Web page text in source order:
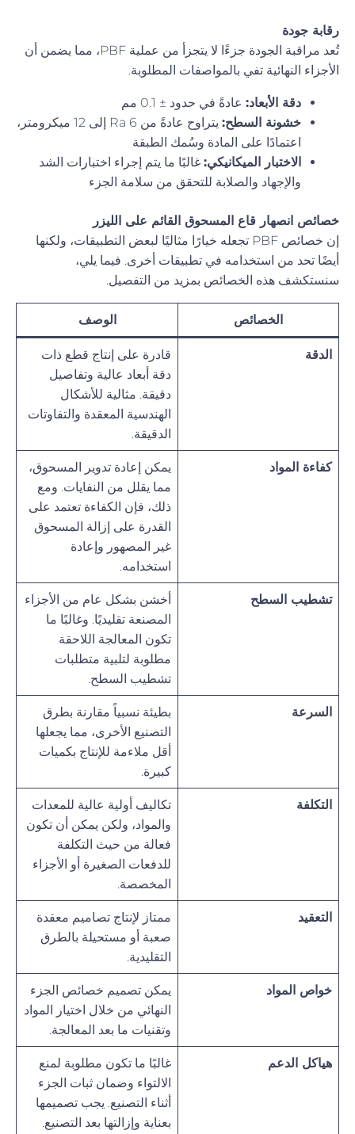
رقابة جودة
تُعد مراقبة الجودة جزءًا لا يتجزأ من عملية PBF، مما يضمن أن
الأجزاء النهائية تفي بالمواصفات المطلوبة.
دقة الأبعاد:عادةً في حدود ± 0.1 مم
خشونة السطح:
يتراوح عادةً من Ra 6 إلى 12 ميكرومتر،
اعتمادًا على المادة وسُمك الطبقة
الاختبار الميكانيكي:غالبًا ما يتم إجراء اختبارات الشد
والإجهاد والصلابة للتحقق من سلامة الجزء
خصائص انصهار قاع المسحوق القائم على الليزر
إن خصائص PBF تجعله خيارًا مثاليًا لبعض التطبيقات، ولكنها
أيضًا تحد من استخدامه في تطبيقات أخرى. فيما يلي،
سنستكشف هذه الخصائص بمزيد من التفصيل.
الخصائص الوصف
الدقة
قادرة على إنتاج قطع ذات
دقة أبعاد عالية وتفاصيل
دقيقة. مثالية للأشكال
الهندسية المعقدة والتفاوتات
الدقيقة.
كفاءة المواد
يمكن إعادة تدوير المسحوق،
مما يقلل من النفايات. ومع
ذلك، فإن الكفاءة تعتمد على
القدرة على إزالة المسحوق
غير المصهور وإعادة
استخدامه.
تشطيب السطح
أخشن بشكل عام من الأجزاء
المصنعة تقليديًا. وغالبًا ما
تكون المعالجة اللاحقة
مطلوبة لتلبية متطلبات
تشطيب السطح.
السرعة
بطيئة نسبياً مقارنة بطرق
التصنيع الأخرى، مما يجعلها
أقل ملاءمة للإنتاج بكميات
كبيرة.
التكلفة
تكاليف أولية عالية للمعدات
والمواد، ولكن يمكن أن تكون
فعالة من حيث التكلفة
للدفعات الصغيرة أو الأجزاء
المخصصة.
التعقيد
ممتاز لإنتاج تصاميم معقدة
صعبة أو مستحيلة بالطرق
التقليدية.
خواص المواد
يمكن تصميم خصائص الجزء
النهائي من خلال اختيار المواد
وتقنيات ما بعد المعالجة.
هياكل الدعم
غالبًا ما تكون مطلوبة لمنع
الالتواء وضمان ثبات الجزء
أثناء التصنيع. يجب تصميمها
بعناية وإزالتها بعد التصنيع.